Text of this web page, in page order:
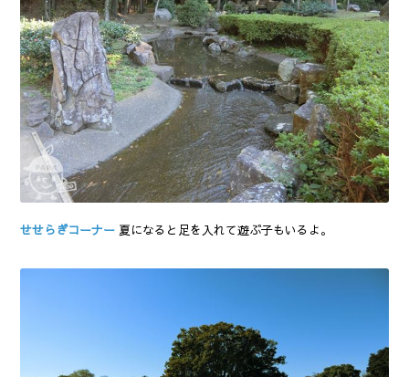
せせらぎコーナー 夏になると足を入れて遊ぶ子もいるよ。